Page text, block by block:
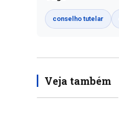
conselho tutelar
Veja também